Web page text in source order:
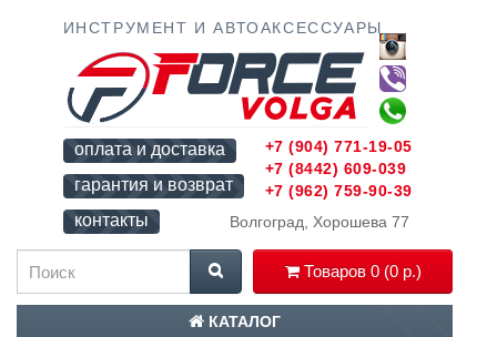
ИНСТРУМЕНТ И АВТОАКСЕССУАРЫ
оплата и доставка
гарантия и возврат
контакты
Волгоград, Хорошева 77
Товаров 0 (0 р.)
+7 (904) 771-19-05
+7 (8442) 609-039
+7 (962) 759-90-39
КАТАЛОГ